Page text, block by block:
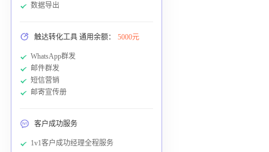
数据导出
触达转化工具 通用余额： 5000元
WhatsApp群发
邮件群发
短信营销
邮寄宣传册
客户成功服务
1v1客户成功经理全程服务